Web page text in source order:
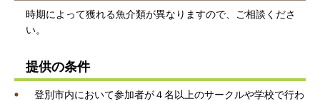
時期によって獲れる魚介類が異なりますので、ご相談くださ
い。
提供の条件
登別市内において参加者が４名以上のサークルや学校で行わ